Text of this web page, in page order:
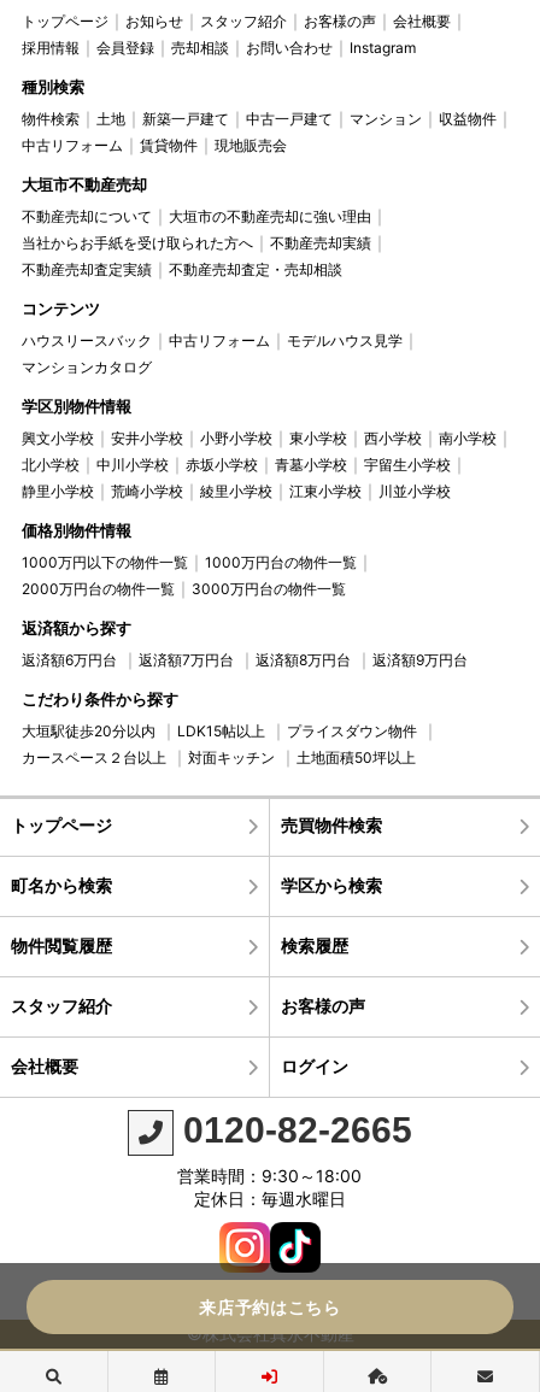
トップページ お知らせ スタッフ紹介 お客様の声
会社概要
採用情報
会員登録 売却相談 お問い合わせ Instagram
種別検索
物件検索 土地 新築一戸建て 中古一戸建て マンション
収益物件
中古リフォーム
賃貸物件 現地販売会
大垣市不動産売却
不動産売却について
大垣市の不動産売却に強い理由
当社からお手紙を受け取られた方へ
不動産売却実績
不動産売却査定実績
不動産売却査定・売却相談
コンテンツ
ハウスリースバック 中古リフォーム
モデルハウス見学
マンションカタログ
学区別物件情報
興文小学校 安井小学校 小野小学校 東小学校 西小学校
南小学校
北小学校
中川小学校 赤坂小学校 青墓小学校
宇留生小学校
静里小学校
荒崎小学校 綾里小学校 江東小学校 川並小学校
価格別物件情報
1000万円以下の物件一覧
1000万円台の物件一覧
2000万円台の物件一覧
3000万円台の物件一覧
返済額から探す
返済額6万円台 返済額7万円台 返済額8万円台 返済額9万円台
こだわり条件から探す
大垣駅徒歩20分以内 LDK15帖以上
プライスダウン物件
カースペース２台以上
対面キッチン 土地面積50坪以上
トップページ 売買物件検索
町名から検索 学区から検索
物件閲覧履歴 検索履歴
スタッフ紹介 お客様の声
会社概要 ログイン
0120-82-2665
営業時間：9:30～18:00
定休日：毎週水曜日
©株式会社真永不動産
来店予約はこちら